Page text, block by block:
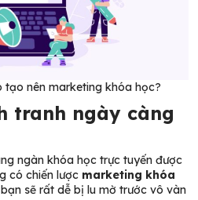
nên marketing khóa học?
tranh ngày càng
ngàn khóa học trực tuyến được
có chiến lược marketing khóa
sẽ rất dễ bị lu mờ trước vô vàn